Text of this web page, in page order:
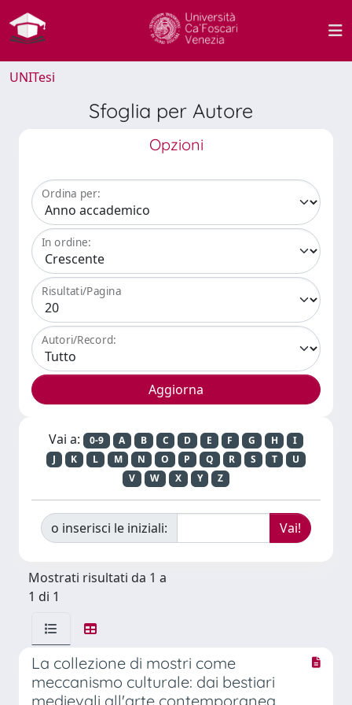
UNITesi
Sfoglia per Autore
Opzioni
Ordina per:
In ordine:
Risultati/Pagina
Autori/Record:
Vai a: 0-9 A B C D E F G H
I
J
K L M N O P Q R S T
U
V
W X Y Z
o inserisci le iniziali:
Mostrati risultati da 1 a
1 di 1
La collezione di mostri come
meccanismo culturale: dai bestiari
medievali all'arte contemporanea.